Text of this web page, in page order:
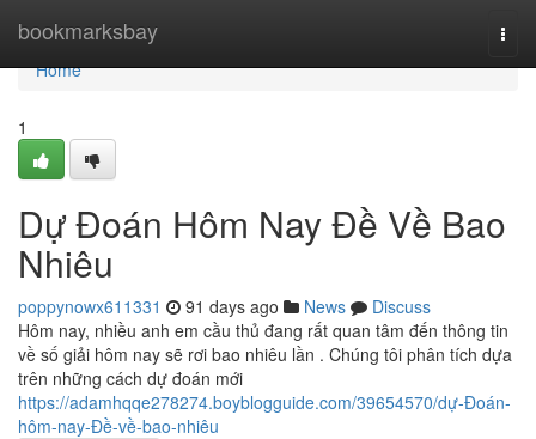
bookmarksbay
Home
Home
1
Dự Đoán Hôm Nay Đề Về Bao
Nhiêu
poppynowx611331 91 days ago News
Discuss
Hôm nay, nhiều anh em cầu thủ đang rất quan tâm đến thông tin
về số giải hôm nay sẽ rơi bao nhiêu lần . Chúng tôi phân tích dựa
trên những cách dự đoán mới
https://adamhqqe278274.boyblogguide.com/39654570/dự-Đoán-
hôm-nay-Đề-về-bao-nhiêu